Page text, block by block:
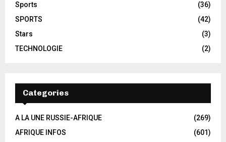
Sports
(36)
SPORTS
(42)
Stars
(3)
TECHNOLOGIE
(2)
Categories
A LA UNE RUSSIE-AFRIQUE
(269)
AFRIQUE INFOS
(601)